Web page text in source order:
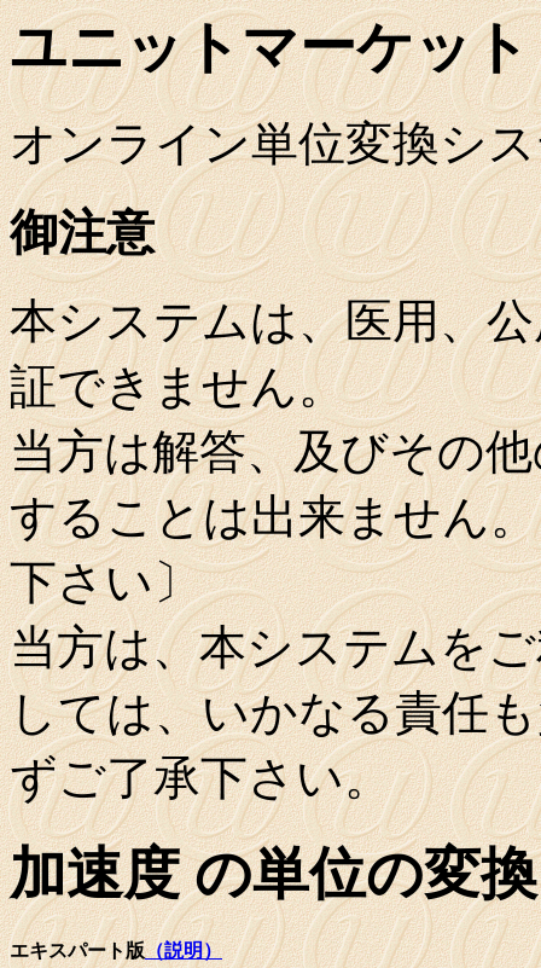
ユニットマーケット
オンライン単位変換シ
御注意
本システムは、医用、
証できません。
当方は解答、及びその
することは出来ません
下さい〕
当方は、本システムを
しては、いかなる責任
ずご了承下さい。
加速度 の単位の変換
エキスパート版（説明）